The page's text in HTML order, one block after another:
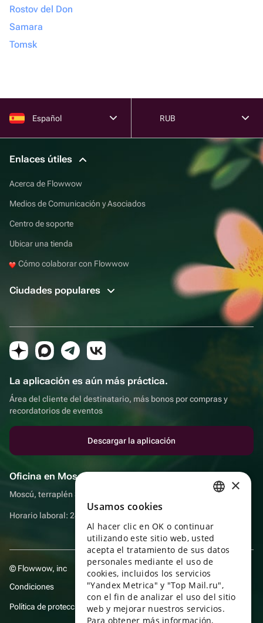
Rostov del Don
Samara
Tomsk
Español RUB
Enlaces útiles
Acerca de Flowwow
Medios de Comunicación y Asociados
Centro de soporte
Ubicar una tienda
Cómo colaborar con Flowwow
Ciudades populares
La aplicación es aún más práctica.
Área del cliente del destinatario, más bonos por compras y
recordatorios de eventos
Descargar la aplicación
Oficina en Moscú
Moscú, terraplén Sadovnicheskaya, 9, sala 2/3
Horario laboral: 24 horas
© Flowwow, inc
Condiciones
Política de protección y privacidad de datos
ENGLISH
UKRAINIAN
PORTUGUESE
SPANISH
HUNGARIAN
×
Usamos cookies
Al hacer clic en OK o continuar
utilizando este sitio web, usted
acepta el tratamiento de sus datos
personales mediante el uso de
cookies, incluidos los servicios
"Yandex Metrica" y "Top Mail.ru",
con el fin de analizar el uso del sitio
web y mejorar nuestros servicios.
Para obtener más información,